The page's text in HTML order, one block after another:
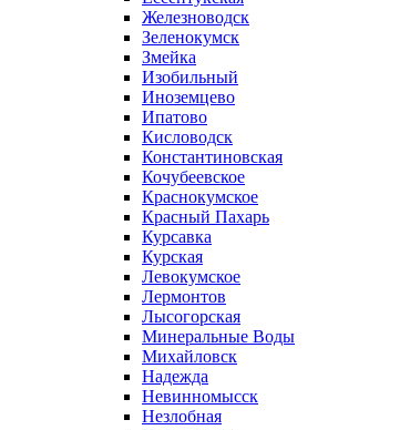
Железноводск
Зеленокумск
Змейка
Изобильный
Иноземцево
Ипатово
Кисловодск
Константиновская
Кочубеевское
Краснокумское
Красный Пахарь
Курсавка
Курская
Левокумское
Лермонтов
Лысогорская
Минеральные Воды
Михайловск
Надежда
Невинномысск
Незлобная